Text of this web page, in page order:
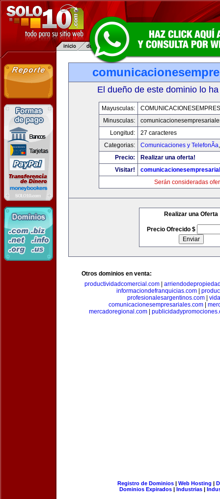
El dueño de este dominio lo
Mayusculas:
Minusculas:
Longitud:
27 caracteres
Categorias:
Comunicaciones y TelefonÃ­a
Precio:
Realizar una oferta!
Visitar!
Serán consideradas
Realizar una Oferta
Precio Ofrecido $
Otros dominios en venta:
productividadcomercial.com
informaciondefranquicias.com
profesionalesargentinos.com|
comunicacionesempresariales.com
mercadoregional.com
Registro de Dominios| Web Hosting |
Dominios Expirados | Industrias |